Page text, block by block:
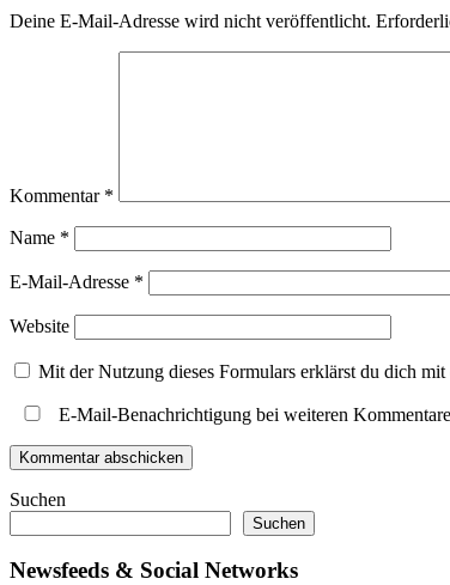
Deine E-Mail-Adresse wird nicht veröffentlicht.
Kommentar *
Name *
E-Mail-Adresse *
Website
Mit der Nutzung dieses Formulars erklärst du dich
E-Mail-Benachrichtigung bei weiteren
Suchen
Suchen
Newsfeeds & Social Networks